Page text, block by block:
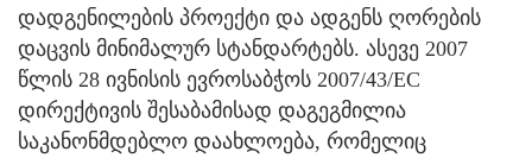
დადგენილების პროექტი და ადგენს ღორების
დაცვის მინიმალურ სტანდარტებს. ასევე 2007
წლის 28 ივნისის ევროსაბჭოს 2007/43/EC
დირექტივის შესაბამისად დაგეგმილია
საკანონმდებლო დაახლოება, რომელიც